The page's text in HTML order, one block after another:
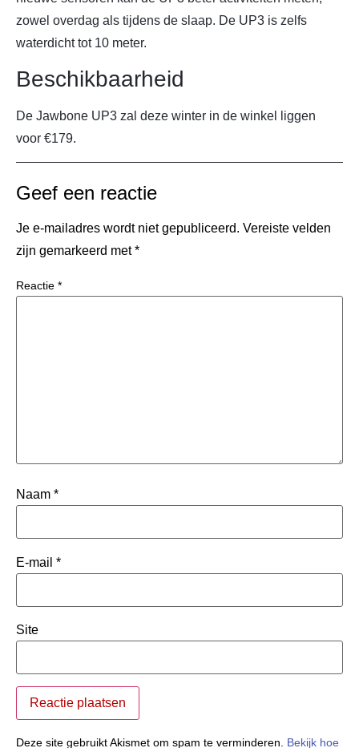
zowel overdag als tijdens de slaap. De UP3 is zelfs
waterdicht tot 10 meter.
Beschikbaarheid
De Jawbone UP3 zal deze winter in de winkel liggen
voor €179.
Geef een reactie
Je e-mailadres wordt niet gepubliceerd. Vereiste velden
zijn gemarkeerd met*
Reactie *
Naam *
E-mail *
Site
Deze site gebruikt Akismet om spam te verminderen. Bekijk hoe